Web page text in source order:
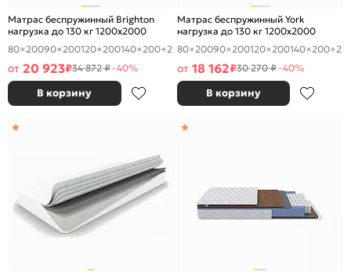
Матрас беспружинный Brighton
нагрузка до 130 кг 1200x2000
80×20090×200120×200140×200+2
от 20 923₽34 872 ₽-40%
В корзину
Матрас беспружинный York
нагрузка до 130 кг 1200x2000
80×20090×200120×200140×200+2
от 18 162₽30 270 ₽-40%
В корзину